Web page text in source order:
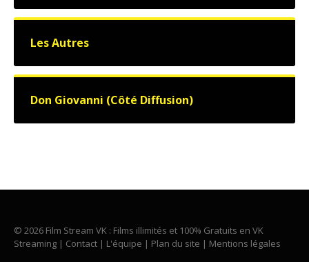
Les Autres
Don Giovanni (Côté Diffusion)
© 2026 Film Stream VK : Films illimités et 100% Gratuits en VK
Streaming | Contact | L'équipe | Plan du site | Mentions légales